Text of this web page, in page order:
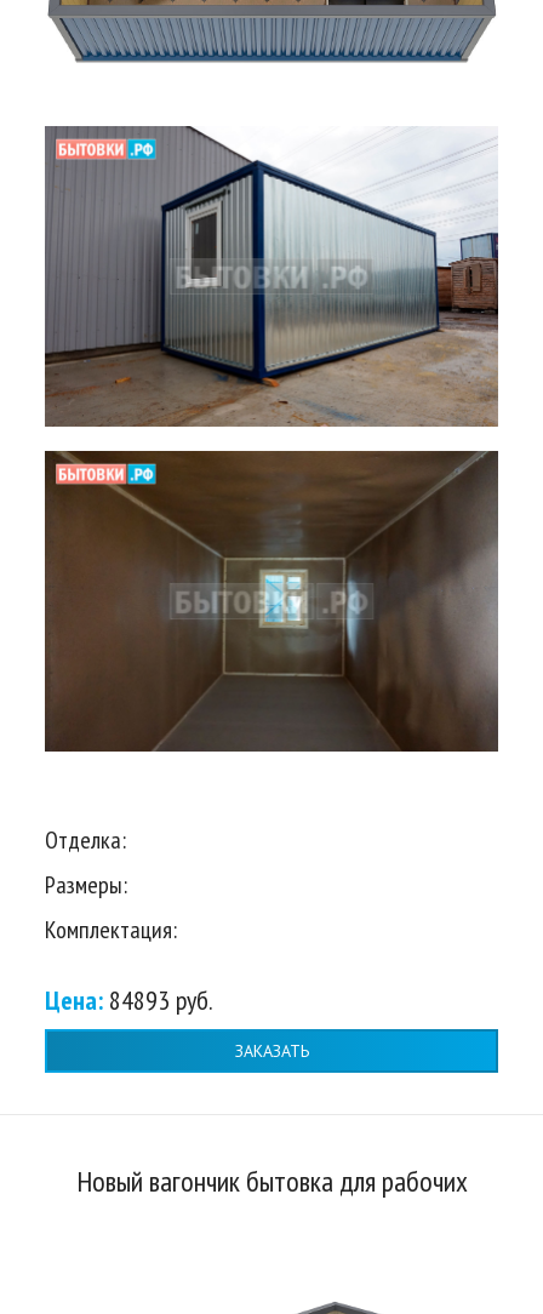
Отделка:
Размеры:
Комплектация:
Цена: 84893 руб.
ЗАКАЗАТЬ
Новый вагончик бытовка для рабочих